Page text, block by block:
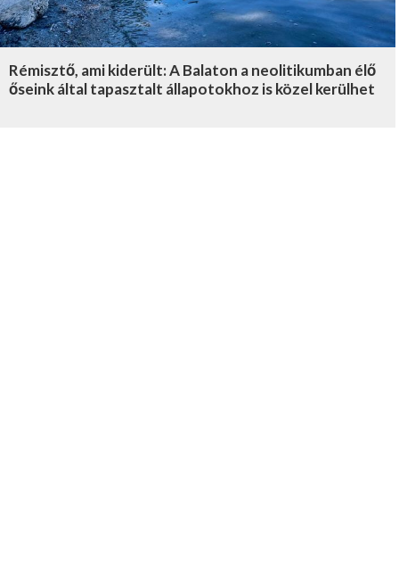
Rémisztő, ami kiderült: A Balaton a neolitikumban élő
őseink által tapasztalt állapotokhoz is közel kerülhet